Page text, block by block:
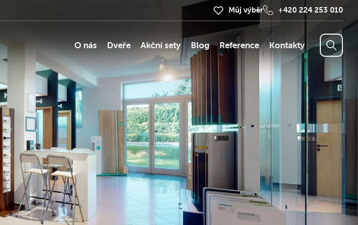
Můj výběr +420 224 253 010
O nás Dveře Akční sety Blog Reference Kontakty